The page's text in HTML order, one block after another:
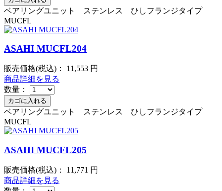
ベアリングユニット ステンレス ひしフランジタイプ
MUCFL
ASAHI MUCFL204
販売価格(税込)： 11,553 円
商品詳細を見る
数量：
ベアリングユニット ステンレス ひしフランジタイプ
MUCFL
ASAHI MUCFL205
販売価格(税込)： 11,771 円
商品詳細を見る